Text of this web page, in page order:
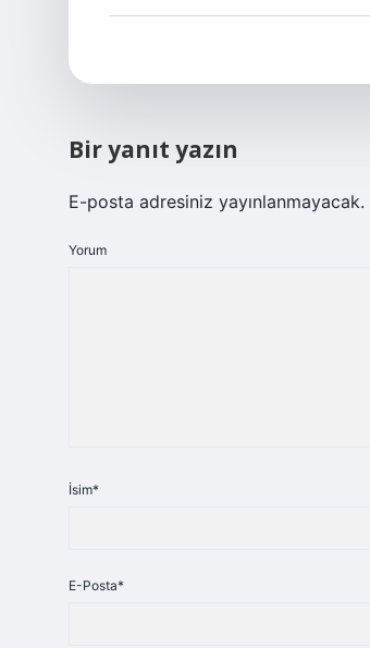
Bir yanıt yazın
E-posta adresiniz yayınlanmayacak.
Yorum
İsim*
E-Posta*